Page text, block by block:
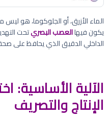
الماء الأزرق، أو الجلوكوما، هو
يكون فيهاالعصب البصريتحت
الداخلي الدقيق الذي يحافظ على
الآلية الأساسية:
الإنتاج والتصريف